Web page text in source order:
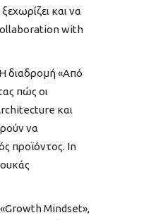
και να
Collaboration with
H διαδρομή «Από
πώς οι
και
να
προϊόντος. In
«Growth Mindset»,